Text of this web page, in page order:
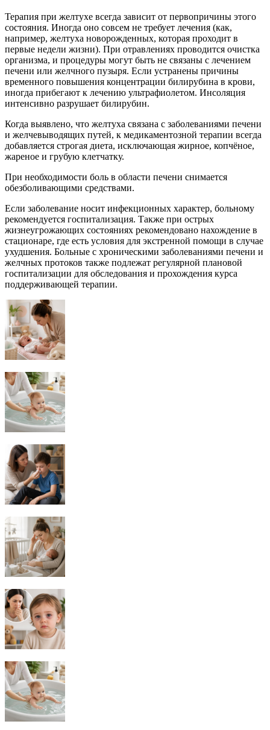
Терапия при желтухе всегда зависит от первопричины этого
состояния. Иногда оно совсем не требует лечения (как,
например, желтуха новорожденных, которая проходит в
первые недели жизни). При отравлениях проводится очистка
организма, и процедуры могут быть не связаны с лечением
печени или желчного пузыря. Если устранены причины
временного повышения концентрации билирубина в крови,
иногда прибегают к лечению ультрафиолетом. Инсоляция
интенсивно разрушает билирубин.
Когда выявлено, что желтуха связана с заболеваниями печени
и желчевыводящих путей, к медикаментозной терапии всегда
добавляется строгая диета, исключающая жирное, копчёное,
жареное и грубую клетчатку.
При необходимости боль в области печени снимается
обезболивающими средствами.
Если заболевание носит инфекционных характер, больному
рекомендуется госпитализация. Также при острых
жизнеугрожающих состояниях рекомендовано нахождение в
стационаре, где есть условия для экстренной помощи в случае
ухудшения. Больные с хроническими заболеваниями печени и
желчных протоков также подлежат регулярной плановой
госпитализации для обследования и прохождения курса
поддерживающей терапии.